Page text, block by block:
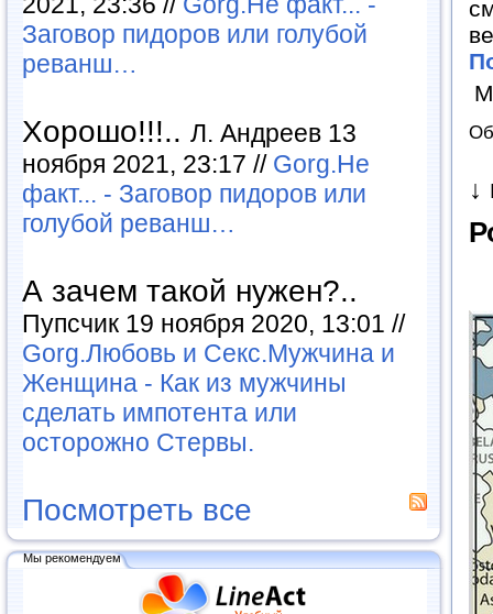
Заговор пидоров или голубой
реванш…
Хорошо!!!.. Л. Андреев 13
ноября 2021, 23:17 // Gorg.Не
факт... - Заговор пидоров или
голубой реванш…
А зачем такой нужен?..
Пупсчик 19 ноября 2020, 13:01 //
Gorg.Любовь и Секс.Мужчина и
Женщина - Как из мужчины
сделать импотента или
осторожно Стервы.
Посмотреть все
Мы рекомендуем